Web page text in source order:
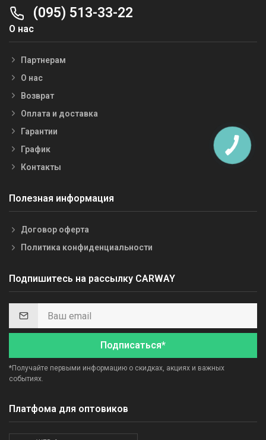
(095) 513-33-22
О нас
Партнерам
О нас
Возврат
Оплата и доставка
Гарантии
График
Контакты
Полезная информация
Договор оферта
Политика конфиденциальности
Подпишитесь на рассылку CARWAY
Подписаться*
*Получайте первыми информацию о скидках, акциях и важных
событиях.
Платфома для оптовиков